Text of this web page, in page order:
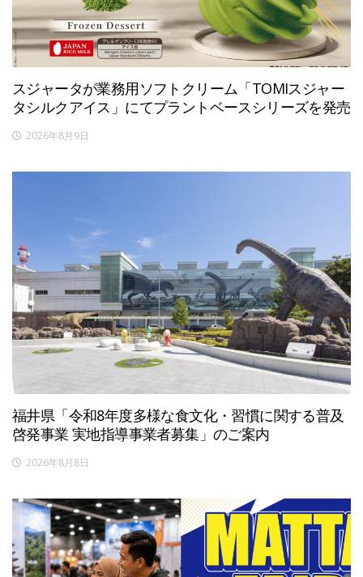
スジャータが業務用ソフトクリーム「TOMIスジャー
タシルクアイス」にてプラントベースシリーズを発売
2026年8月9日
福井県「令和8年度多様な食文化・習慣に関する普及
啓発事業 実地指導事業者募集」のご案内
2026年8月8日